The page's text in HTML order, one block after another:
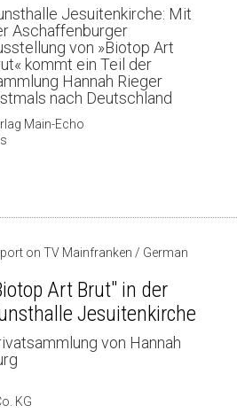
Jesuitenkirche: Mit
Aschaffenburger
von »Biotop Art
kommt ein Teil der
Hannah Rieger
nach Deutschland
Main-Echo
on TV Mainfranken / German
Art Brut" in der
Jesuitenkirche
von Hannah
KG